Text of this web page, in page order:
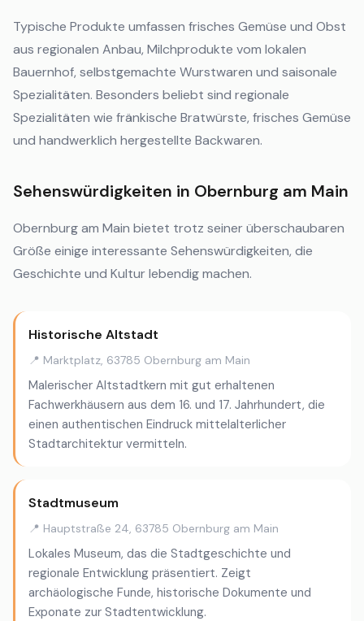
Typische Produkte umfassen frisches Gemüse und Obst
aus regionalen Anbau, Milchprodukte vom lokalen
Bauernhof, selbstgemachte Wurstwaren und saisonale
Spezialitäten. Besonders beliebt sind regionale
Spezialitäten wie fränkische Bratwürste, frisches Gemüse
und handwerklich hergestellte Backwaren.
Sehenswürdigkeiten in Obernburg am Main
Obernburg am Main bietet trotz seiner überschaubaren
Größe einige interessante Sehenswürdigkeiten, die
Geschichte und Kultur lebendig machen.
Historische Altstadt
📍 Marktplatz, 63785 Obernburg am Main
Malerischer Altstadtkern mit gut erhaltenen
Fachwerkhäusern aus dem 16. und 17. Jahrhundert, die
einen authentischen Eindruck mittelalterlicher
Stadtarchitektur vermitteln.
Stadtmuseum
📍 Hauptstraße 24, 63785 Obernburg am Main
Lokales Museum, das die Stadtgeschichte und
regionale Entwicklung präsentiert. Zeigt
archäologische Funde, historische Dokumente und
Exponate zur Stadtentwicklung.